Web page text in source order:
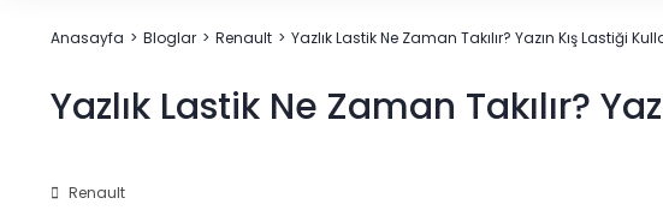
Anasayfa Bloglar Renault Yazlık Lastik Ne Zaman Takılır? Yazın Kış Lastiği
Yazlık Lastik Ne Zaman Takılır?
Renault